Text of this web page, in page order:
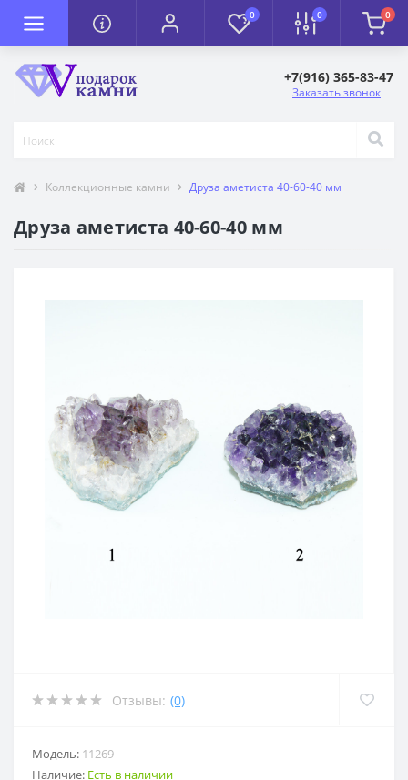
0 0 0
+7(916) 365-83-47
Заказать звонок
Коллекционные камни Друза аметиста 40-60-40 мм
Друза аметиста 40-60-40 мм
Отзывы: (0)
Модель: 11269
Наличие: Есть в наличии